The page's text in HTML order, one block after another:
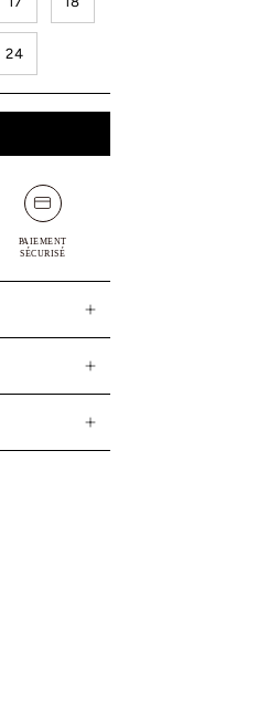
24
PAIEMENT
SÉCURISÉ